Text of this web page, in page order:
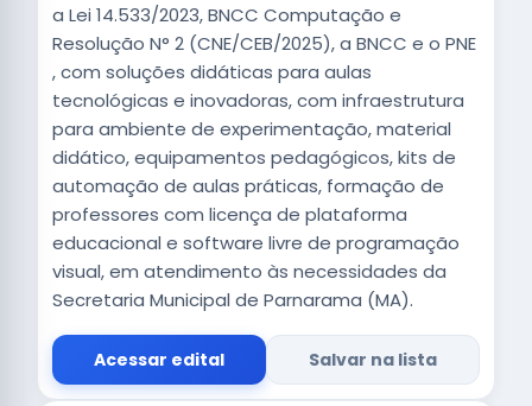
a Lei 14.533/2023, BNCC Computação e
Resolução N° 2 (CNE/CEB/2025), a BNCC e o PNE
, com soluções didáticas para aulas
tecnológicas e inovadoras, com infraestrutura
para ambiente de experimentação, material
didático, equipamentos pedagógicos, kits de
automação de aulas práticas, formação de
professores com licença de plataforma
educacional e software livre de programação
visual, em atendimento às necessidades da
Secretaria Municipal de Parnarama (MA).
Acessar edital Salvar na lista